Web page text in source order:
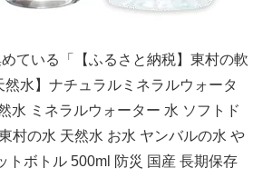
ている「【ふるさと納税】東村の軟
然水】ナチュラルミネラルウォータ
ミネラルウォーター 水 ソフトド
村の水 天然水 お水 ヤンバルの水 や
トボトル 500ml 防災 国産 長期保存